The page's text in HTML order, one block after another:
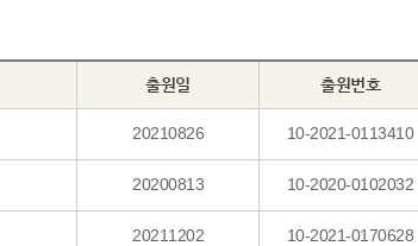
출원일 출원번호
20210826 10-2021-0113410
20200813 10-2020-0102032
20211202 10-2021-0170628